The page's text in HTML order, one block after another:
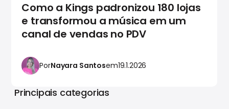
Como a Kings padronizou 180 lojas
e transformou a música em um
canal de vendas no PDV
PorNayara Santosem19.1.2026
Principais categorias